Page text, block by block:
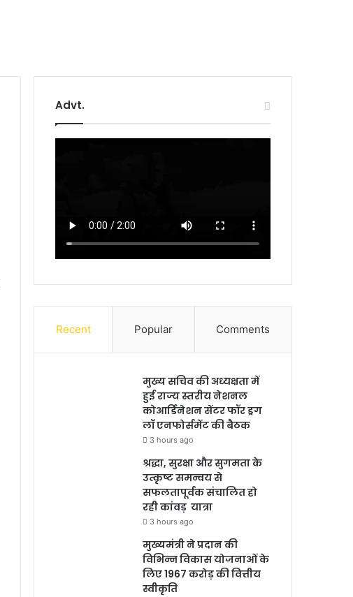
Advt.
Recent Popular Comments
मुख्य सचिव की अध्यक्षता में
हुई राज्य स्तरीय नेशनल
कोआर्डिनेशन सेंटर फॉर ड्रग
लॉ एनफोर्समेंट की बैठक
3 hours ago
श्रद्धा, सुरक्षा और सुगमता के
उत्कृष्ट समन्वय से
सफलतापूर्वक संचालित हो
रही कांवड़ यात्रा
3 hours ago
मुख्यमंत्री ने प्रदान की
विभिन्न विकास योजनाओं के
लिए 1967 करोड़ की वित्तीय
स्वीकृति